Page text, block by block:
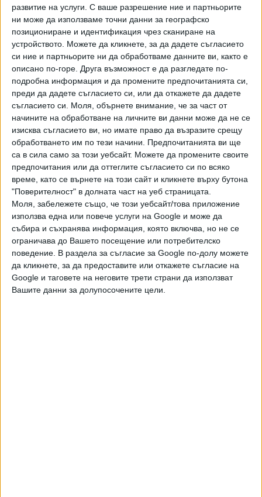
развитие на услуги. С ваше разрешение ние и партньорите
ни може да използваме точни данни за географско
позициониране и идентификация чрез сканиране на
устройството. Можете да кликнете, за да дадете съгласието
си ние и партньорите ни да обработваме данните ви, както е
описано по-горе. Друга възможност е да разгледате по-
подробна информация и да промените предпочитанията си,
преди да дадете съгласието си, или да откажете да дадете
съгласието си.
Моля, обърнете внимание, че за част от
начините на обработване на личните ви данни може да не се
изисква съгласието ви, но имате право да възразите срещу
обработването им по тези начини. Предпочитанията ви ще
са в сила само за този уебсайт. Можете да промените своите
предпочитания или да оттеглите съгласието си по всяко
време, като се върнете на този сайт и кликнете върху бутона
"Поверителност" в долната част на уеб страницата.
Моля, забележете също, че този уебсайт/това приложение
използва една или повече услуги на Google и може да
събира и съхранява информация, която включва, но не се
ограничава до Вашето посещение или потребителско
поведение. В раздела за съгласие за Google по-долу можете
да кликнете, за да предоставите или откажете съгласие на
Google и таговете на неговите трети страни да използват
Вашите данни за долупосочените цели.
ПОСЛЕ Разгледай всички
Хавайската Богородица заплака с фентанилови сълзи
Видео Разгледай всички